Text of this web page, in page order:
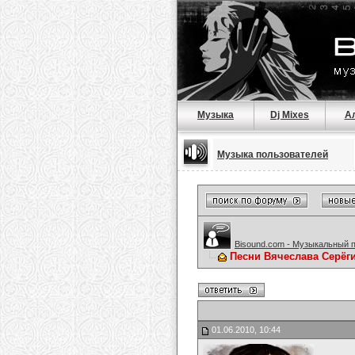
Музыка Dj Mixes
Музыка пользователей
Bisound.com - Музыкальный
Песни Вячеслава
01.06.2010, 10:44